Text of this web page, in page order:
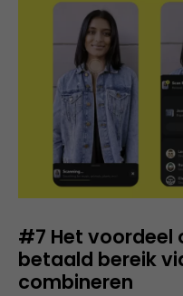
#7 Het voordeel
betaald bereik
combineren